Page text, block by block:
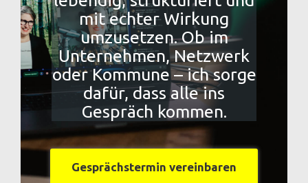
mit echter Wirkung
umzusetzen. Ob im
Unternehmen, Netzwerk
oder Kommune – ich sorge
dafür, dass alle ins
Gespräch kommen.
Gesprächstermin vereinbaren